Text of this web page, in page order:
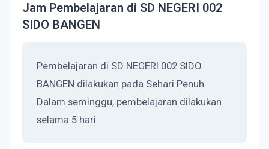
Jam Pembelajaran di SD NEGERI 002
SIDO BANGEN
Pembelajaran di SD NEGERI 002 SIDO
BANGEN dilakukan pada Sehari Penuh.
Dalam seminggu, pembelajaran dilakukan
selama 5 hari.